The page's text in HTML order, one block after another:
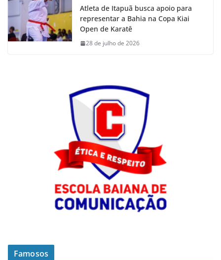
Atleta de Itapuã busca apoio para
representar a Bahia na Copa Kiai
Open de Karatê
28 de julho de 2026
Famosos